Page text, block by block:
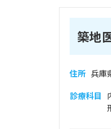
築地
住所 兵庫
診療科目